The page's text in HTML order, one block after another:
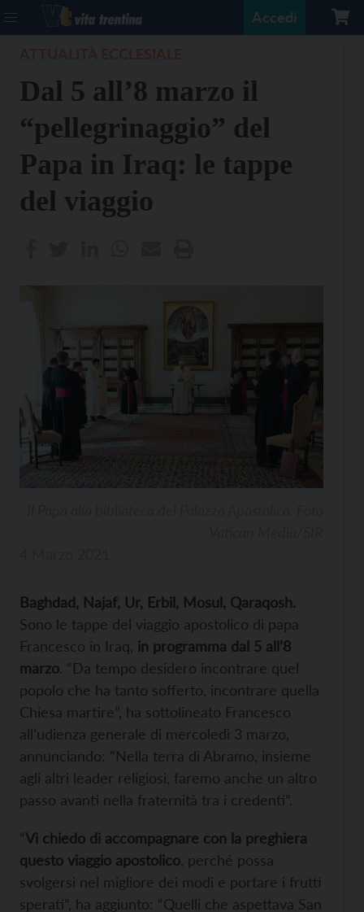
Accedi
Dal 5 all’8 marzo il
“pellegrinaggio” del
Papa in Iraq: le tappe
del viaggio
Baghdad, Najaf, Ur, Erbil, Mosul, Qaraqosh.
Sono le tappe del viaggio apostolico di papa
Francesco in Iraq, in programma dal 5 all’8
marzo. “Da tempo desidero incontrare quel
popolo che ha tanto sofferto, incontrare quella
Chiesa martire”, ha sottolineato Francesco
all’udienza generale di mercoledì 3 marzo,
annunciando: “Nella terra di Abramo, insieme
agli altri leader religiosi, faremo anche un altro
passo avanti nella fraternità tra i credenti”.
“Vi chiedo di accompagnare con la preghiera
questo viaggio apostolico , perché possa
svolgersi nel migliore dei modi e portare i frutti
sperati”, ha aggiunto: “Quelli che aspettava San